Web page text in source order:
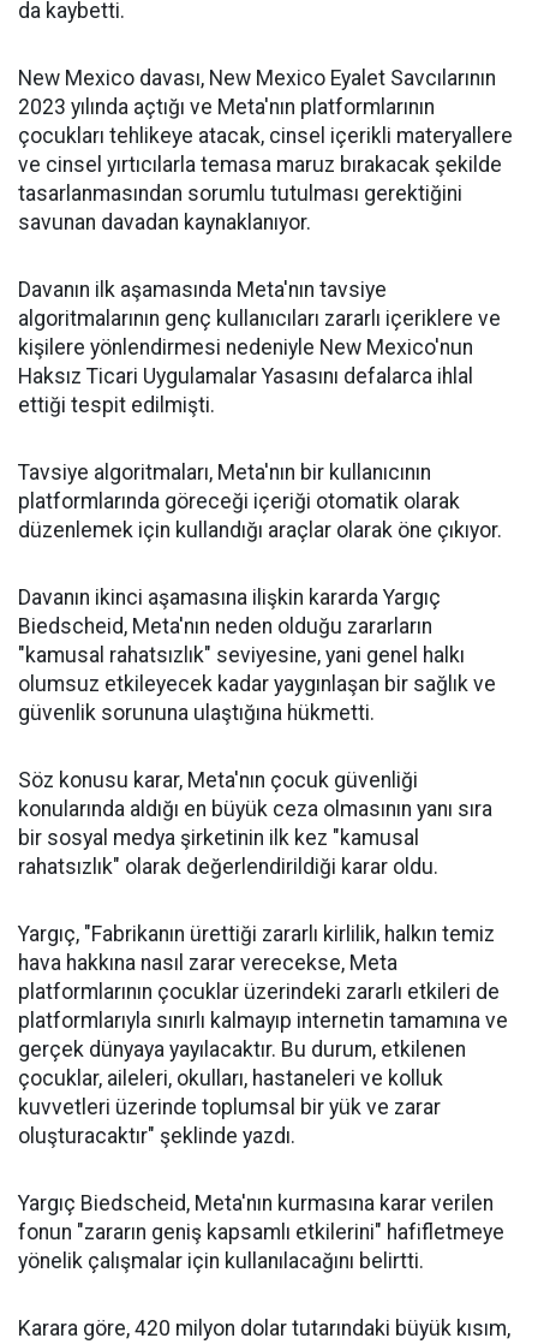
da kaybetti.
New Mexico davası, New Mexico Eyalet Savcılarının
2023 yılında açtığı ve Meta'nın platformlarının
çocukları tehlikeye atacak, cinsel içerikli materyallere
ve cinsel yırtıcılarla temasa maruz bırakacak şekilde
tasarlanmasından sorumlu tutulması gerektiğini
savunan davadan kaynaklanıyor.
Davanın ilk aşamasında Meta'nın tavsiye
algoritmalarının genç kullanıcıları zararlı içeriklere ve
kişilere yönlendirmesi nedeniyle New Mexico'nun
Haksız Ticari Uygulamalar Yasasını defalarca ihlal
ettiği tespit edilmişti.
Tavsiye algoritmaları, Meta'nın bir kullanıcının
platformlarında göreceği içeriği otomatik olarak
düzenlemek için kullandığı araçlar olarak öne çıkıyor.
Davanın ikinci aşamasına ilişkin kararda Yargıç
Biedscheid, Meta'nın neden olduğu zararların
"kamusal rahatsızlık" seviyesine, yani genel halkı
olumsuz etkileyecek kadar yaygınlaşan bir sağlık ve
güvenlik sorununa ulaştığına hükmetti.
Söz konusu karar, Meta'nın çocuk güvenliği
konularında aldığı en büyük ceza olmasının yanı sıra
bir sosyal medya şirketinin ilk kez "kamusal
rahatsızlık" olarak değerlendirildiği karar oldu.
Yargıç, "Fabrikanın ürettiği zararlı kirlilik, halkın temiz
hava hakkına nasıl zarar verecekse, Meta
platformlarının çocuklar üzerindeki zararlı etkileri de
platformlarıyla sınırlı kalmayıp internetin tamamına ve
gerçek dünyaya yayılacaktır. Bu durum, etkilenen
çocuklar, aileleri, okulları, hastaneleri ve kolluk
kuvvetleri üzerinde toplumsal bir yük ve zarar
oluşturacaktır" şeklinde yazdı.
Yargıç Biedscheid, Meta'nın kurmasına karar verilen
fonun "zararın geniş kapsamlı etkilerini" hafifletmeye
yönelik çalışmalar için kullanılacağını belirtti.
Karara göre, 420 milyon dolar tutarındaki büyük kısım,